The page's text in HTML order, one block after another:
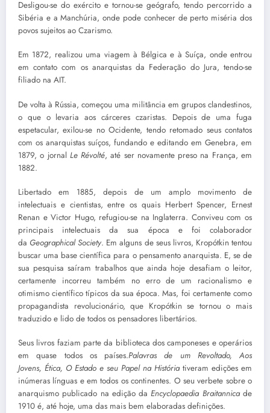
Desligou-se do exército e tornou-se geógrafo, tendo percorrido a
Sibéria e a Manchúria, onde pode conhecer de perto miséria dos
povos sujeitos ao Czarismo.
Em 1872, realizou uma viagem à Bélgica e à Suíça, onde entrou
em contato com os anarquistas da Federação do Jura, tendo-se
filiado na AIT.
De volta à Rússia, começou uma militância em grupos clandestinos,
o que o levaria aos cárceres czaristas. Depois de uma fuga
espetacular, exilou-se no Ocidente, tendo retomado seus contatos
com os anarquistas suíços, fundando e editando em Genebra, em
1879, o jornal Le Révolté, até ser novamente preso na França, em
1882.
Libertado em 1885, depois de um amplo movimento de
intelectuais e cientistas, entre os quais Herbert Spencer, Ernest
Renan e Victor Hugo, refugiou-se na Inglaterra. Conviveu com os
principais intelectuais da sua época e foi colaborador
da Geographical Society. Em alguns de seus livros, Kropótkin tentou
buscar uma base científica para o pensamento anarquista. E, se de
sua pesquisa saíram trabalhos que ainda hoje desafiam o leitor,
certamente incorreu também no erro de um racionalismo e
otimismo científico típicos da sua época. Mas, foi certamente como
propagandista revolucionário, que Kropótkin se tornou o mais
traduzido e lido de todos os pensadores libertários.
Seus livros faziam parte da biblioteca dos camponeses e operários
em quase todos os países.Palavras de um Revoltado,
Aos
Jovens, Ética, O Estado e seu Papel na Históriativeram edições em
inúmeras línguas e em todos os continentes. O seu verbete sobre o
anarquismo publicado na edição daEncyclopaedia Braitannicade
1910 é, até hoje, uma das mais bem elaboradas definições.